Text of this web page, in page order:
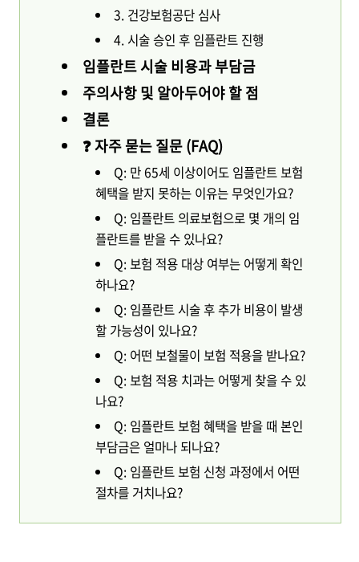
3. 건강보험공단 심사
4. 시술 승인 후 임플란트 진행
임플란트 시술 비용과 부담금
주의사항 및 알아두어야 할 점
결론
❓ 자주 묻는 질문 (FAQ)
Q: 만 65세 이상이어도 임플란트 보험
혜택을 받지 못하는 이유는 무엇인가요?
Q: 임플란트 의료보험으로 몇 개의 임
플란트를 받을 수 있나요?
Q: 보험 적용 대상 여부는 어떻게 확인
하나요?
Q: 임플란트 시술 후 추가 비용이 발생
할 가능성이 있나요?
Q: 어떤 보철물이 보험 적용을 받나요?
Q: 보험 적용 치과는 어떻게 찾을 수 있
나요?
Q: 임플란트 보험 혜택을 받을 때 본인
부담금은 얼마나 되나요?
Q: 임플란트 보험 신청 과정에서 어떤
절차를 거치나요?